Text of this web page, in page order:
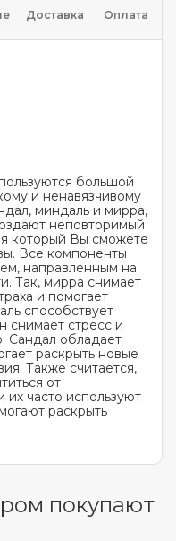
Доставка Оплата
большой
и ненавязчивому
миндаль и мирра,
неповторимый
который Вы сможете
Все компоненты
направленным на
Так, мирра снимает
и помогает
способствует
снимает стресс и
Сандал обладает
раскрыть новые
Также считается,
от
их часто используют
раскрыть
покупают